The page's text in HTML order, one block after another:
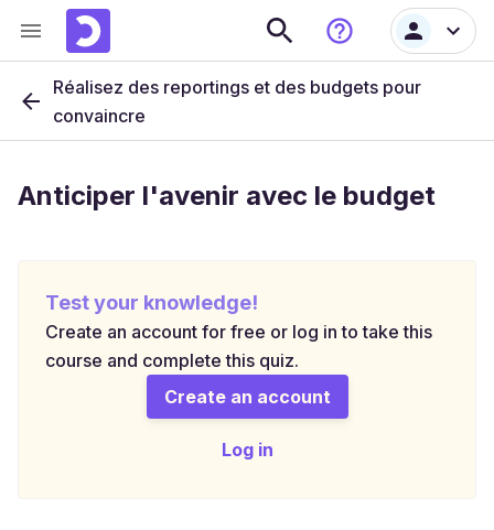
Réalisez des reportings et des budgets pour
convaincre
Anticiper l'avenir avec le budget
Test your knowledge!
Create an account for free or log in to take this
course and complete this quiz.
Create an account
Log in